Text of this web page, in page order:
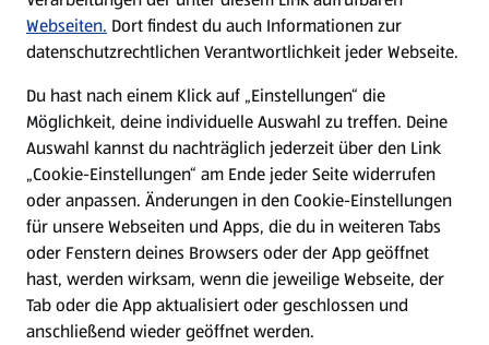
Karriere
Presse
Hilfe & Kontakt
(öffnet in einem neuen Tab)
Unternehmen
Folge uns hier:
Webseiten. Dort findest du auch Informationen zur
datenschutzrechtlichen Verantwortlichkeit jeder Webseite.
Du hast nach einem Klick auf „Einstellungen“ die
Möglichkeit, deine individuelle Auswahl zu treffen. Deine
Auswahl kannst du nachträglich jederzeit über den Link
„Cookie-Einstellungen“ am Ende jeder Seite widerrufen
oder anpassen. Änderungen in den Cookie-Einstellungen
für unsere Webseiten und Apps, die du in weiteren Tabs
oder Fenstern deines Browsers oder der App geöffnet
hast, werden wirksam, wenn die jeweilige Webseite, der
Tab oder die App aktualisiert oder geschlossen und
anschließend wieder geöffnet werden.